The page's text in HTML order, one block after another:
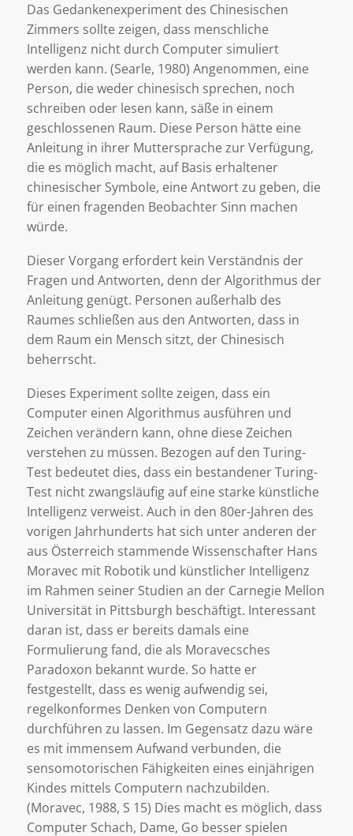
Das Gedankenexperiment des Chinesischen
Zimmers sollte zeigen, dass menschliche
Intelligenz nicht durch Computer simuliert
werden kann. (Searle, 1980) Angenommen, eine
Person, die weder chinesisch sprechen, noch
schreiben oder lesen kann, säße in einem
geschlossenen Raum. Diese Person hätte eine
Anleitung in ihrer Muttersprache zur Verfügung,
die es möglich macht, auf Basis erhaltener
chinesischer Symbole, eine Antwort zu geben, die
für einen fragenden Beobachter Sinn machen
würde.
Dieser Vorgang erfordert kein Verständnis der
Fragen und Antworten, denn der Algorithmus der
Anleitung genügt. Personen außerhalb des
Raumes schließen aus den Antworten, dass in
dem Raum ein Mensch sitzt, der Chinesisch
beherrscht.
Dieses Experiment sollte zeigen, dass ein
Computer einen Algorithmus ausführen und
Zeichen verändern kann, ohne diese Zeichen
verstehen zu müssen. Bezogen auf den Turing-
Test bedeutet dies, dass ein bestandener Turing-
Test nicht zwangsläufig auf eine starke künstliche
Intelligenz verweist. Auch in den 80er-Jahren des
vorigen Jahrhunderts hat sich unter anderen der
aus Österreich stammende Wissenschafter Hans
Moravec mit Robotik und künstlicher Intelligenz
im Rahmen seiner Studien an der Carnegie Mellon
Universität in Pittsburgh beschäftigt. Interessant
daran ist, dass er bereits damals eine
Formulierung fand, die als Moravecsches
Paradoxon bekannt wurde. So hatte er
festgestellt, dass es wenig aufwendig sei,
regelkonformes Denken von Computern
durchführen zu lassen. Im Gegensatz dazu wäre
es mit immensem Aufwand verbunden, die
sensomotorischen Fähigkeiten eines einjährigen
Kindes mittels Computern nachzubilden.
(Moravec, 1988, S 15) Dies macht es möglich, dass
Computer Schach, Dame, Go besser spielen